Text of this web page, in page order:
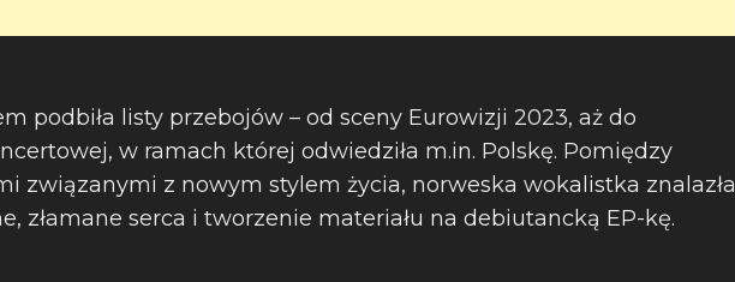
podbiła listy przebojów – od sceny Eurowizji 2023, aż do
w ramach której odwiedziła m.in. Polskę. Pomiędzy
związanymi z nowym stylem życia, norweska wokalistka znalazła
złamane serca i tworzenie materiału na debiutancką EP-kę.